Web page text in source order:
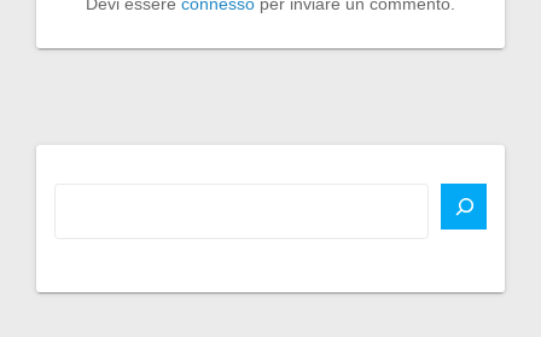
Devi essere connesso per inviare un commento.